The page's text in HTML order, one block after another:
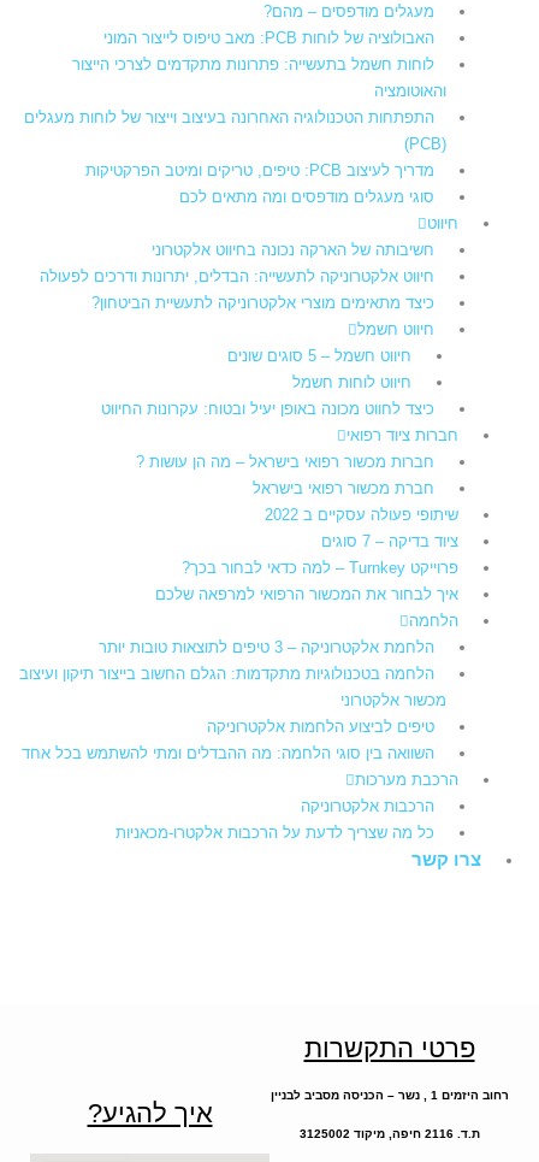
מעגלים מודפסים – מהם?
האבולוציה של לוחות PCB: מאב טיפוס לייצור המוני
לוחות חשמל בתעשייה: פתרונות מתקדמים לצרכי הייצור
והאוטומציה
התפתחות הטכנולוגיה האחרונה בעיצוב וייצור של לוחות מעגלים
(PCB)
מדריך לעיצוב PCB: טיפים, טריקים ומיטב הפרקטיקות
סוגי מעגלים מודפסים ומה מתאים לכם
חיווט
חשיבותה של הארקה נכונה בחיווט אלקטרוני
חיווט אלקטרוניקה לתעשייה: הבדלים, יתרונות ודרכים לפעולה
כיצד מתאימים מוצרי אלקטרוניקה לתעשיית הביטחון?
חיווט חשמל
חיווט חשמל – 5 סוגים שונים
חיווט לוחות חשמל​
כיצד לחווט מכונה באופן יעיל ובטוח: עקרונות החיווט
חברות ציוד רפואי
חברות מכשור רפואי בישראל – מה הן עושות ?
חברת מכשור רפואי בישראל
שיתופי פעולה עסקיים ב 2022
ציוד בדיקה – 7 סוגים
פרוייקט Turnkey – למה כדאי לבחור בכך?
איך לבחור את המכשור הרפואי למרפאה שלכם
הלחמה
הלחמת אלקטרוניקה – 3 טיפים לתוצאות טובות יותר
הלחמה בטכנולוגיות מתקדמות: הגלם החשוב בייצור תיקון ועיצוב
מכשור אלקטרוני
טיפים לביצוע הלחמות אלקטרוניקה
השוואה בין סוגי הלחמה: מה ההבדלים ומתי להשתמש בכל אחד
הרכבת מערכות
הרכבות אלקטרוניקה
כל מה שצריך לדעת על הרכבות אלקטרו-מכאניות
צרו קשר
פרטי התקשרות
רחוב היזמים 1 , נשר – הכניסה מסביב לבניין
ת.ד. 2116 חיפה, מיקוד 3125002
איך להגיע?